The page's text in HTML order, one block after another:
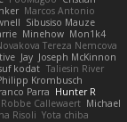
Marcos Antonio
Sibusiso Mauze
Minehow Mon1k4
Tereza Nemcova
Jay Joseph McKinnon
kodat Taliesin River
Krombusch
Parra Hunter R
Robbe Callewaert Michael
Risoli Yota chiba